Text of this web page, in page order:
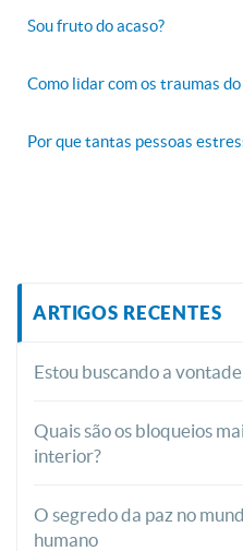
Sou fruto do acaso?
Como lidar com os traumas
Por que tantas pessoas
ARTIGOS RECENTES
Estou buscando a
Quais são os bloqueios
interior?
O segredo da paz no
humano